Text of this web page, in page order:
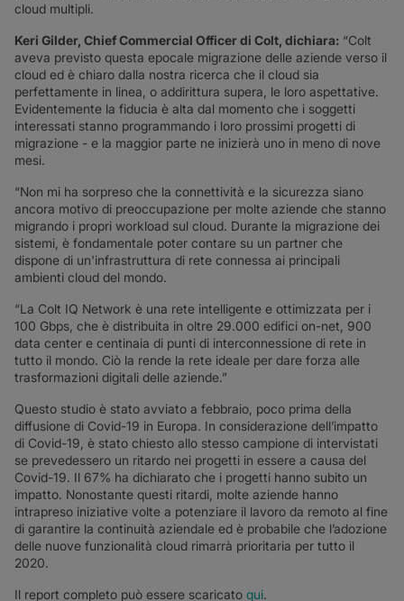
cloud multipli.
Keri Gilder, Chief Commercial Officer di Colt, dichiara: “Colt
aveva previsto questa epocale migrazione delle aziende verso il
cloud ed è chiaro dalla nostra ricerca che il cloud sia
perfettamente in linea, o addirittura supera, le loro aspettative.
Evidentemente la fiducia è alta dal momento che i soggetti
interessati stanno programmando i loro prossimi progetti di
migrazione - e la maggior parte ne inizierà uno in meno di nove
mesi.
“Non mi ha sorpreso che la connettività e la sicurezza siano
ancora motivo di preoccupazione per molte aziende che stanno
migrando i propri workload sul cloud. Durante la migrazione dei
sistemi, è fondamentale poter contare su un partner che
dispone di un'infrastruttura di rete connessa ai principali
ambienti cloud del mondo.
“La Colt IQ Network è una rete intelligente e ottimizzata per i
100 Gbps, che è distribuita in oltre 29.000 edifici on-net, 900
data center e centinaia di punti di interconnessione di rete in
tutto il mondo. Ciò la rende la rete ideale per dare forza alle
trasformazioni digitali delle aziende.”
Questo studio è stato avviato a febbraio, poco prima della
diffusione di Covid-19 in Europa. In considerazione dell’impatto
di Covid-19, è stato chiesto allo stesso campione di intervistati
se prevedessero un ritardo nei progetti in essere a causa del
Covid-19. Il 67% ha dichiarato che i progetti hanno subito un
impatto. Nonostante questi ritardi, molte aziende hanno
intrapreso iniziative volte a potenziare il lavoro da remoto al fine
di garantire la continuità aziendale ed è probabile che l’adozione
delle nuove funzionalità cloud rimarrà prioritaria per tutto il
2020.
Il report completo può essere scaricato qui.